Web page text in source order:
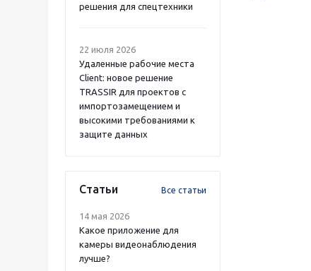
решения для спецтехники
22 июля 2026
Удаленные рабочие места
Client: новое решение
TRASSIR для проектов с
импортозамещением и
высокими требованиями к
защите данных
Статьи Все статьи
14 мая 2026
Какое приложение для
камеры видеонаблюдения
лучше?